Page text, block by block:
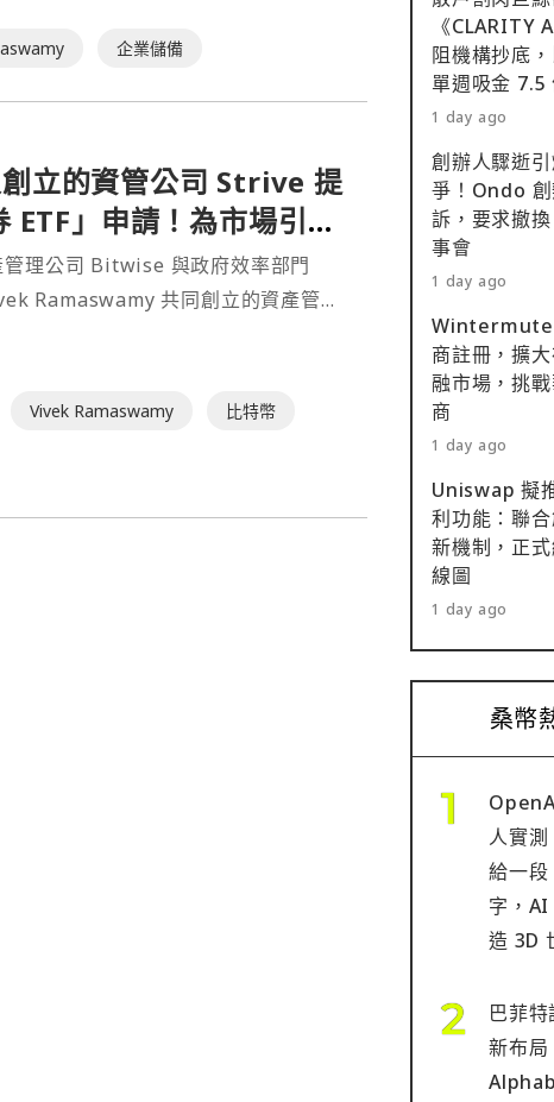
因為該公司正計劃與 Asset Ent⋯
企業儲備
創立的資管公司 Strive 提
ETF」申請！為市場引入
理公司 Bitwise 與政府效率部門
Ramaswamy 共同創立的資產管理
Vivek Ramaswamy 比特幣
《CLARITY
阻機構抄底
單週吸金 7.5
1 day ago
創辦人驟逝
爭！Ondo
訴，要求撤
事會
1 day ago
Wintermute
商註冊，擴
融市場，挑
商
1 day ago
Uniswap 擬
利功能：聯
新機制，正
線圖
1 day ago
桑幣
人實測
給一段
字，
造 3D
巴菲
新布局